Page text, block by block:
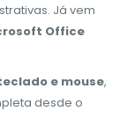
Já vem
Office
e mouse,
desde o